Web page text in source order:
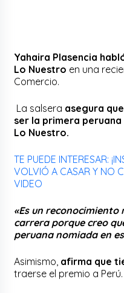
Yahaira Plasencia
Lo Nuestro en una
Comercio.
La salsera asegura
ser la primera
Lo Nuestro.
TE PUEDE INTERESAR:
VOLVIÓ A CASAR Y NO
VIDEO
«Es un
carrera porque creo
peruana nomiada en
Asimismo, afirma que
traerse el premio a Perú.